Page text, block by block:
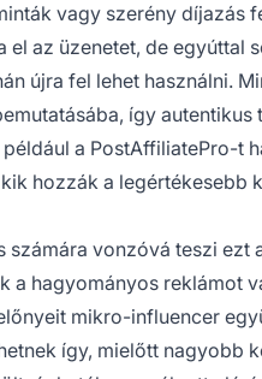
vagy szerény díjazás
az üzenetet, de egyúttal
újra fel lehet használni.
így autentikus
a PostAffiliatePro-t
hozzák a legértékesebb
vonzóvá teszi ezt
a hagyományos reklámot
mikro-influencer
így, mielőtt nagyobb